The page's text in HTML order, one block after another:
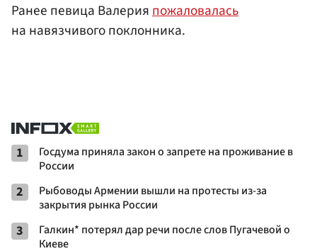
Ранее певица Валерияпожаловалась
на навязчивого поклонника.
1
Госдума приняла закон о запрете на проживание в
России
2
Рыбоводы Армении вышли на протесты из-за
закрытия рынка России
3
Галкин* потерял дар речи после слов Пугачевой о
Киеве